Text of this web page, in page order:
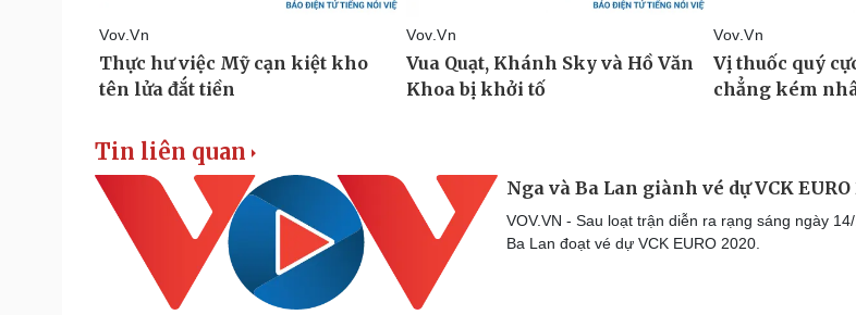
Tin liên quan
Nga và Ba Lan giành vé dự VCK EURO
VOV.VN - Sau loạt trận diễn ra rạng sáng ngày
Ba Lan đoạt vé dự VCK EURO 2020.